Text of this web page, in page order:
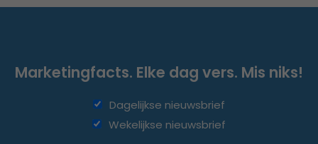
Marketingfacts. Elke dag vers. Mis niks!
Dagelijkse nieuwsbrief
Wekelijkse nieuwsbrief